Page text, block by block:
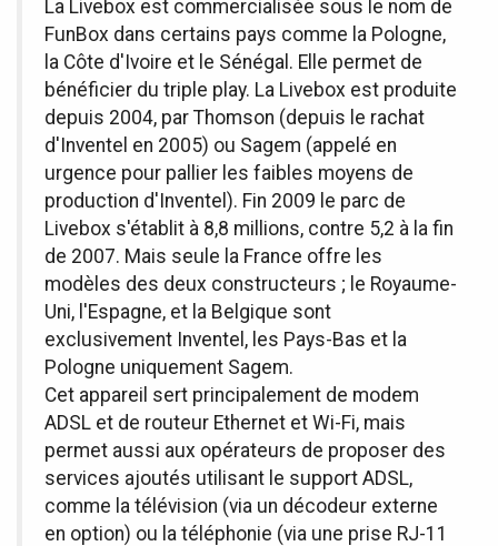
La Livebox est commercialisée sous le nom de
FunBox dans certains pays comme la Pologne,
la Côte d'Ivoire et le Sénégal. Elle permet de
bénéficier du triple play. La Livebox est produite
depuis 2004, par Thomson (depuis le rachat
d'Inventel en 2005) ou Sagem (appelé en
urgence pour pallier les faibles moyens de
production d'Inventel). Fin 2009 le parc de
Livebox s'établit à 8,8 millions, contre 5,2 à la fin
de 2007. Mais seule la France offre les
modèles des deux constructeurs ; le Royaume-
Uni, l'Espagne, et la Belgique sont
exclusivement Inventel, les Pays-Bas et la
Pologne uniquement Sagem.
Cet appareil sert principalement de modem
ADSL et de routeur Ethernet et Wi-Fi, mais
permet aussi aux opérateurs de proposer des
services ajoutés utilisant le support ADSL,
comme la télévision (via un décodeur externe
en option) ou la téléphonie (via une prise RJ-11